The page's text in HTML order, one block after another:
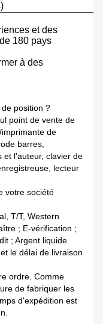
et des
180 pays
à des
position ?
point de vente de
de
barres,
et l'auteur, clavier de
lecteur
votre société
T/T, Western
; E-vérification ;
; Argent liquide.
le délai de livraison
ordre. Comme
de fabriquer les
d'expédition est